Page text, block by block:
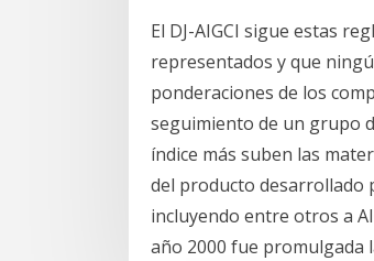
El DJ-AIGCI sigue estas
representados y que
ponderaciones de los
seguimiento de un grupo
índice más suben las
del producto desarrollado
incluyendo entre otros a
año 2000 fue promulgada